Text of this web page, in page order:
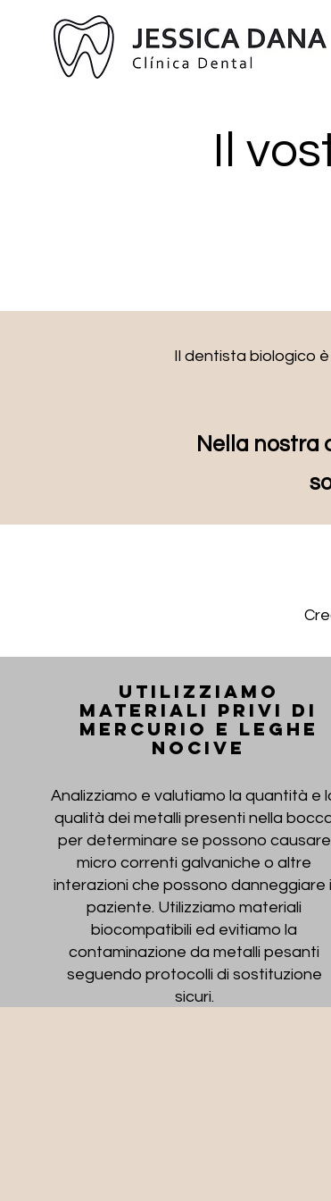
Il
Il dentista biologico
Nella nostra
Utilizziamo
materiali privi di
mercurio e leghe
nocive
Analizziamo e valutiamo la quantità e
qualità dei metalli presenti nella
per determinare se possono causare
micro correnti galvaniche o altre
interazioni che possono danneggiare
paziente. Utilizziamo materiali
biocompatibili ed evitiamo la
contaminazione da metalli pesanti
seguendo protocolli di sostituzione
sicuri.